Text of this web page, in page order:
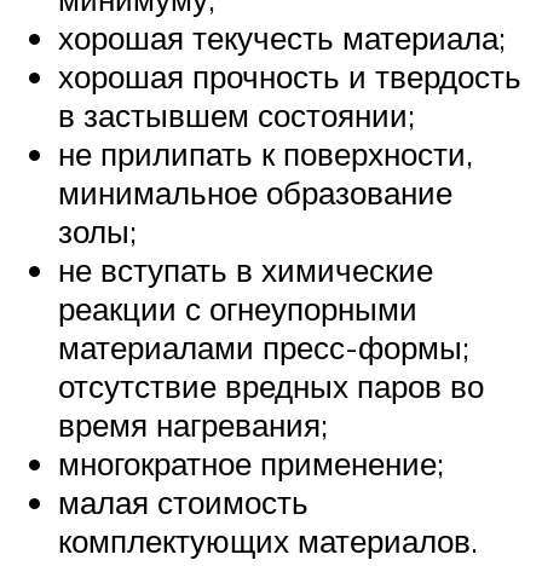
хорошая текучесть материала;
хорошая прочность и твердость
в застывшем состоянии;
не прилипать к поверхности,
минимальное образование
золы;
не вступать в химические
реакции с огнеупорными
материалами пресс-формы;
отсутствие вредных паров во
время нагревания;
многократное применение;
малая стоимость
комплектующих материалов.